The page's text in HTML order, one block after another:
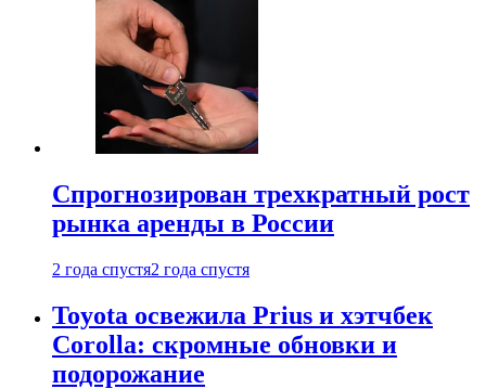
Спрогнозирован трехкратный рост
рынка аренды в России
2 года спустя2 года спустя
Toyota освежила Prius и хэтчбек
Corolla: скромные обновки и
подорожание